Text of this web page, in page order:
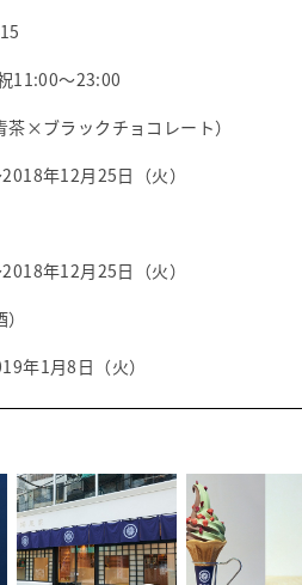
11:00～23:00
×ブラックチョコレート）
年12月25日（火）
年12月25日（火）
年1月8日（火）